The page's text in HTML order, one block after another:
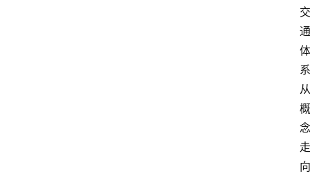
交
通
体
系
从
概
念
走
向